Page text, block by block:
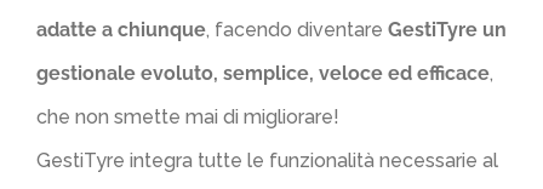
adatte a chiunque, facendo diventare GestiTyre un
gestionale evoluto, semplice, veloce ed efficace,
che non smette mai di migliorare!
GestiTyre integra tutte le funzionalità necessarie al